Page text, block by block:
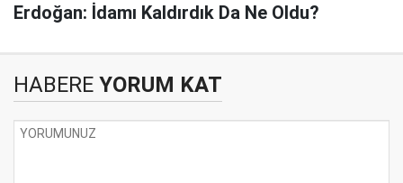
Erdoğan: İdamı Kaldırdık Da Ne Oldu?
HABERE YORUM KAT